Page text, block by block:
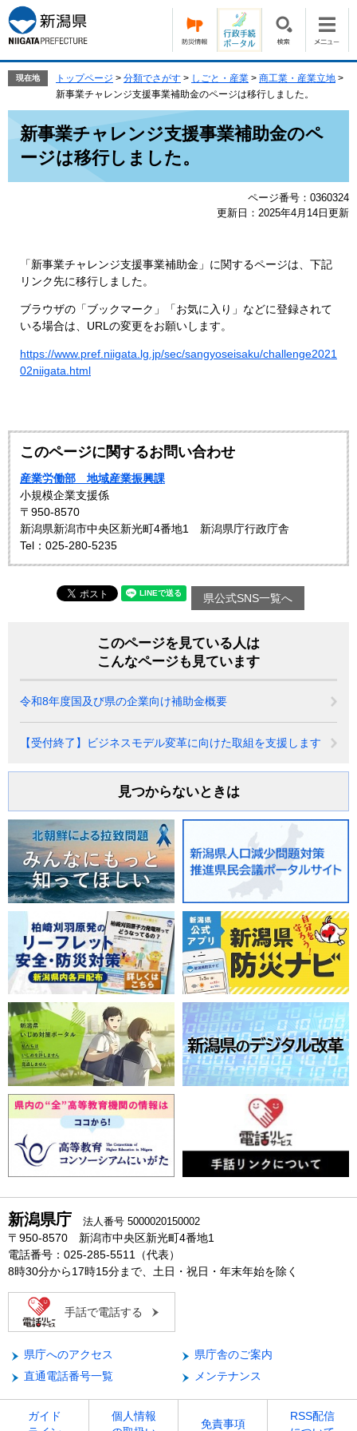
ー
ジ
の
で
す。
ニ
ュ
ー
ば
現在地 トップページ > 分類でさがす > しごと・産業 > 商工業・産業立地 >
新事業チャレンジ支援事業補助金のページは移行しました。
新事業チャレンジ支援事業補助金のペ
ージは移行しました。
ページ番号：0360324
更新日：2025年4月14日更新
「新事業チャレンジ支援事業補助金」に関するページは、下記
リンク先に移行しました。
ブラウザの「ブックマーク」「お気に入り」などに登録されて
いる場合は、URLの変更をお願いします。
https://www.pref.niigata.lg.jp/sec/sangyoseisaku/challenge2021
02niigata.html
このページに関するお問い合わせ
産業労働部 地域産業振興課
小規模企業支援係
〒950-8570
新潟県新潟市中央区新光町4番地1 新潟県庁行政庁舎
Tel：025-280-5235
県公式SNS一覧へ
このページを見ている人は
こんなページも見ています
令和8年度国及び県の企業向け補助金概要
【受付終了】ビジネスモデル変革に向けた取組を支援します
見つからないときは
新潟県庁 法人番号 5000020150002
〒950-8570 新潟市中央区新光町4番地1
電話番号：025-285-5511（代表）
8時30分から17時15分まで、土日・祝日・年末年始を除く
手話で電話する
県庁へのアクセス
県庁舎のご案内
直通電話番号一覧
メンテナンス
ガイド
個人情報
免責事項
RSS配信